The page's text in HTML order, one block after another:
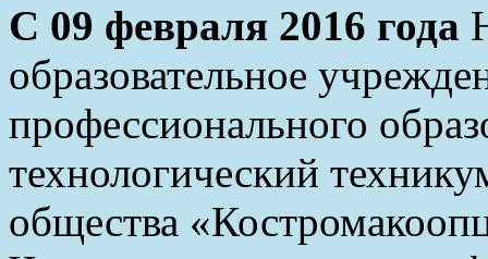
С 09 февраля 2016 года
образовательное
профессионального
технологический
общества